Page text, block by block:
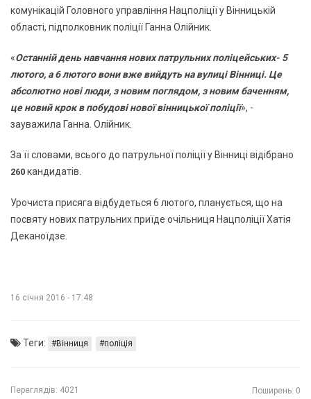
комунікацій Головного управління Нацполіції у Вінницькій
області, підполковник поліції Ганна Олійник.
«Останній день навчання нових патрульних поліцейських- 5
лютого, а 6 лютого вони вже вийдуть на вулиці Вінниці. Це
абсолютно нові люди, з новим поглядом, з новим баченням,
це новий крок в побудові нової вінницької поліції», -
зауважила Ганна. Олійник.
За її словами, всього до патрульної поліції у Вінниці відібрано
260 кандидатів.
Урочиста присяга відбудеться 6 лютого, планується, що на
посвяту нових патрульних приїде очільниця Нацполіції Хатія
Деканоїдзе.
16 січня 2016 - 17:48
Теги: Вінниця поліція
Переглядів: 4021 Поширень: 0